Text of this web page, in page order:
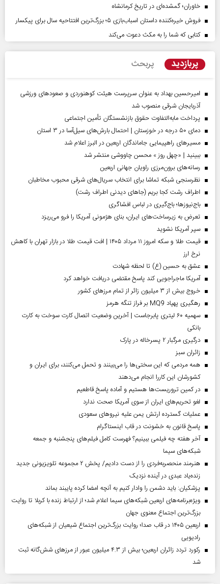
خاوران؛ گمشده‌ای در تاریخ کرمانشاه
فروش خیره‌کننده داستان اسباب‌بازی ۵؛ بزرگ‌ترین افتتاحیه سال برای پیکسار
کتابی که شما را به مکث دعوت می‌کند
پربازدید پربحث
امیرحسین بهداد به عنوان سرپرست هیئت کوهنوردی و صعودهای ورزشی
آذربایجان شرقی منصوب شد
پرداخت مابه‌التفاوت حقوق بازنشستگان تأمین اجتماعی
دمای ۵۰ درجه در خوزستان | احتمال بارش‌های سیل‌آسا در ۳ استان
مسیر‌های راهپیمایی جاماندگان اربعین در البرز اعلام شد
ببینید | «چهل روز » محسن چاووشی منتشر شد
رسانه‌های برون‌مرزی راویان جهانی اربعین
نظرسنجی شبکه تماشا برای انتخاب سریال‌های شرقی محبوب مخاطبان
اطراف رشت کجا بریم (جاهای دیدنی اطراف رشت)
باج‌نیوزها؛ باج‌گیری در لباس افشاگری
تعرض به زیرساخت‌های ایران، بنای هژمونی آمریکا را فرو می‌ریزد
سپر آمریکا نشوید
قیمت طلا و سکه امروز ۱۱ مرداد ۱۴۰۵ | افت قیمت طلا در بازار تهران با کاهش
نرخ ارز
عشق به حسین (ع) تا لحظه شهادت
آمریکا ماجراجویی کند پاسخ مقتضی دریافت خواهد کرد
خروج بیش از ۳ میلیون زائر از تمام مرز‌های کشور
رهگیری پهپاد MQ9 بر فراز تنگه هرمز
سهمیه ۶۰ لیتری پابرجاست | آخرین وضعیت اتصال کارت سوخت به کارت
بانکی
درگیری مرگبار ۲ پسرخاله در پارک
‌زائران سبز
همه مردمی که این سختی‌ها را می‌بینند و تحمل می‌کنند، برای ایران و
کشورشان این کاررا انجام می‌دهند
در کمین تروریست‌ها هستیم و آماده پاسخ قاطعیم
لغو تحریم‌های ایران از سوی آمریکا صحت ندارد
عملیات گسترده ارتش یمن علیه نیروهای سعودی
پاسخ قانون به خشونت در قاب اینستاگرام
آخر هفته چه فیلمی ببینیم؟ فهرست کامل فیلم‌های پنجشنبه و جمعه
شبکه‌های سیما
هنرمند منحصر‌به‌فردی را از دست دادیم/ پخش ۲ مجموعه تلویزیونی جدید
زنده‌یاد عبدی در آینده نزدیک
پزشکیان: باید دشمن را وادار کنیم به آنچه امضا کرده پایبند بماند
ویژه‌برنامه‌های اربعین شبکه‌های سیما اعلام شد؛ از ارتباط زنده با کربلا تا روایت
بزرگ‌ترین اجتماع معنوی جهان
اربعین ۱۴۰۵ در قاب صدا؛ روایت بزرگ‌ترین اجتماع شیعیان از شبکه‌های
رادیویی
رکورد تردد زائران اربعین؛ بیش از ۴.۳ میلیون عبور از مرزهای شش‌گانه ثبت
شد